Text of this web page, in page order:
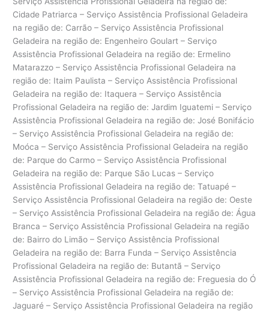
Cidade Patriarca – Serviço Assistência Profissional Geladeira
na região de: Carrão – Serviço Assistência Profissional
Geladeira na região de: Engenheiro Goulart – Serviço
Assistência Profissional Geladeira na região de: Ermelino
Matarazzo – Serviço Assistência Profissional Geladeira na
região de: Itaim Paulista – Serviço Assistência Profissional
Geladeira na região de: Itaquera – Serviço Assistência
Profissional Geladeira na região de: Jardim Iguatemi – Serviço
Assistência Profissional Geladeira na região de: José Bonifácio
– Serviço Assistência Profissional Geladeira na região de:
Moóca – Serviço Assistência Profissional Geladeira na região
de: Parque do Carmo – Serviço Assistência Profissional
Geladeira na região de: Parque São Lucas – Serviço
Assistência Profissional Geladeira na região de: Tatuapé –
Serviço Assistência Profissional Geladeira na região de: Oeste
– Serviço Assistência Profissional Geladeira na região de: Água
Branca – Serviço Assistência Profissional Geladeira na região
de: Bairro do Limão – Serviço Assistência Profissional
Geladeira na região de: Barra Funda – Serviço Assistência
Profissional Geladeira na região de: Butantã – Serviço
Assistência Profissional Geladeira na região de: Freguesia do Ó
– Serviço Assistência Profissional Geladeira na região de:
Jaguaré – Serviço Assistência Profissional Geladeira na região